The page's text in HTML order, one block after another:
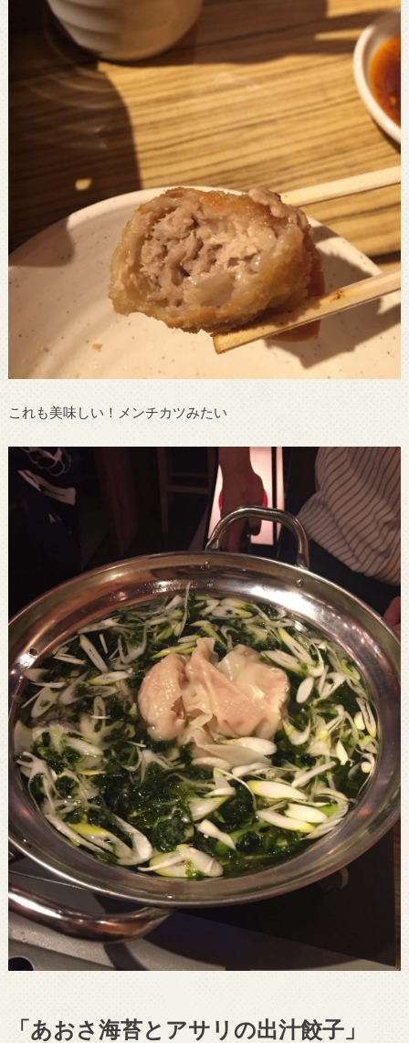
これも美味しい！メンチカツみたい
「あおさ海苔とアサリの出汁餃子」